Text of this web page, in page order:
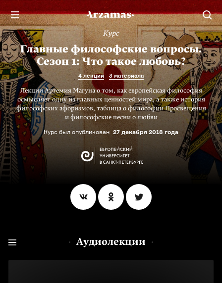
Курс
Главные философские вопросы.
Сезон 1: Что такое любовь?
4 лекции 3 материала
Лекции Артемия Магуна о том, как европейская философия
осмысляет одну из главных ценностей мира, а также история
философских афоризмов, таблица о философии Просвещения
и философские песни о любви
Курс был опубликован 27 декабря 2018 года
Аудиолекции